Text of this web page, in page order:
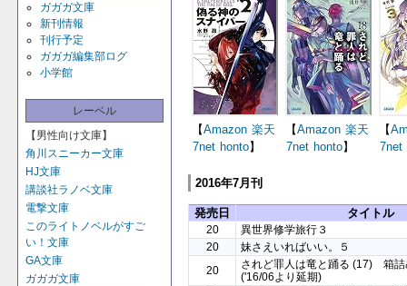
ガガガ文庫
新刊情報
刊行予定
ガガガ編集部ログ
小学館
レーベル
【男性向け文庫】
角川スニーカー文庫
HJ文庫
講談社ラノベ文庫
電撃文庫
このライトノベルがすご
い！文庫
GA文庫
ガガガ文庫
【Amazon 楽天
7net honto】
【Amazon 楽天
7net honto】
【
7net
2016年7月刊
発売日 タイトル
20
異世界修学旅行３
20
妹さえいればいい。５
20
されど罪人は竜と踊る (17) 箱詰
('16/06より延期)